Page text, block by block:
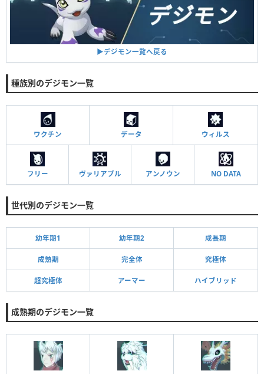
▶︎デジモン一覧へ戻る
種族別のデジモン一覧
ワクチン データ ウィルス
フリー ヴァリアブル アンノウン NO DATA
世代別のデジモン一覧
幼年期1 幼年期2 成長期
成熟期 完全体 究極体
超究極体 アーマー ハイブリッド
成熟期のデジモン一覧